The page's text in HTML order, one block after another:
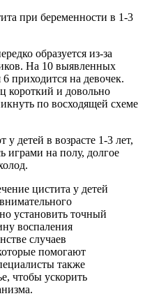
при беременности в 1-3
образуется из-за
На 10 выявленных
приходится на девочек.
короткий и довольно
по восходящей схеме
детей в возрасте 1-3 лет,
играми на полу, долгое
цистита у детей
установить точный
воспаления
случаев
помогают
также
чтобы ускорить